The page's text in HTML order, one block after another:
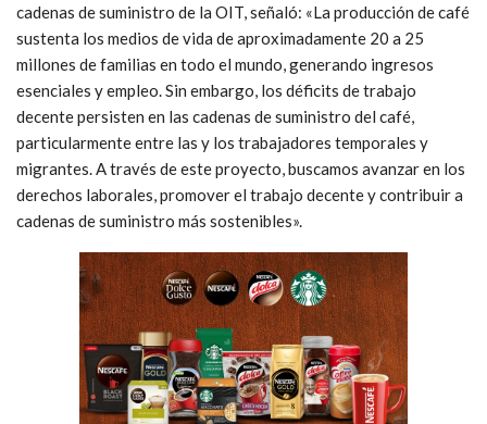
cadenas de suministro de la OIT, señaló: «La producción de café
sustenta los medios de vida de aproximadamente 20 a 25
millones de familias en todo el mundo, generando ingresos
esenciales y empleo. Sin embargo, los déficits de trabajo
decente persisten en las cadenas de suministro del café,
particularmente entre las y los trabajadores temporales y
migrantes. A través de este proyecto, buscamos avanzar en los
derechos laborales, promover el trabajo decente y contribuir a
cadenas de suministro más sostenibles».